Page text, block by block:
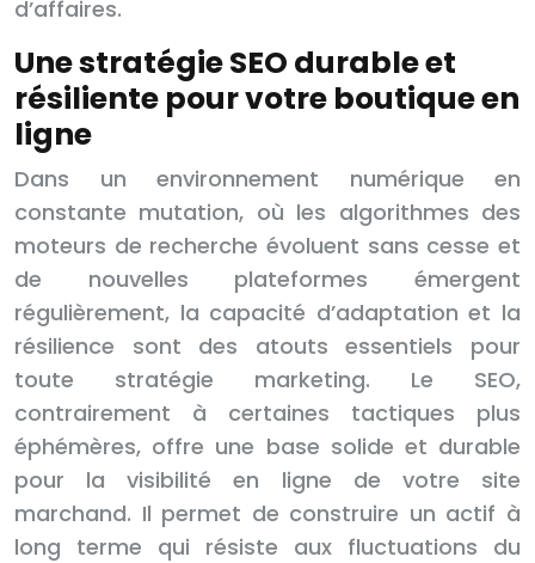
d’affaires.
Une stratégie SEO durable et
résiliente pour votre boutique en
ligne
Dans un environnement numérique en
constante mutation, où les algorithmes des
moteurs de recherche évoluent sans cesse et
de nouvelles plateformes émergent
régulièrement, la capacité d’adaptation et la
résilience sont des atouts essentiels pour
toute stratégie marketing. Le SEO,
contrairement à certaines tactiques plus
éphémères, offre une base solide et durable
pour la visibilité en ligne de votre site
marchand. Il permet de construire un actif à
long terme qui résiste aux fluctuations du